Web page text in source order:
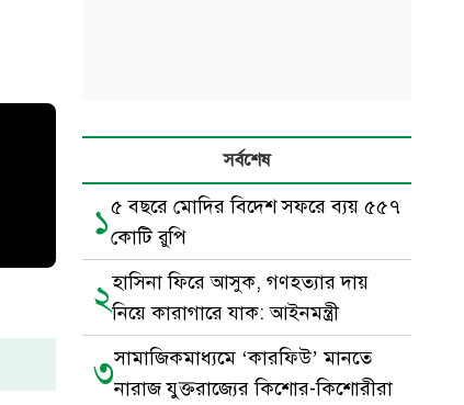
সর্বশেষ
১৫ বছরে মোদির বিদেশ সফরে ব্যয় ৫৫৭
কোটি রুপি
২হাসিনা ফিরে আসুক, গণহত্যার দায়
নিয়ে কারাগারে যাক: আইনমন্ত্রী
৩সামাজিকমাধ্যমে ‘কারফিউ’ মানতে
নারাজ যুক্তরাজ্যের কিশোর-কিশোরীরা